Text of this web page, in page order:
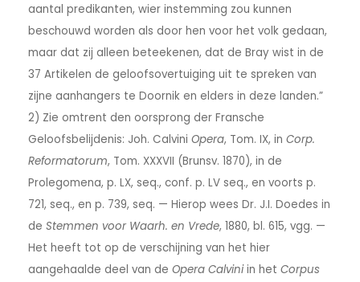
aantal predikanten, wier instemming zou kunnen
beschouwd worden als door hen voor het volk gedaan,
maar dat zij alleen beteekenen, dat de Bray wist in de
37 Artikelen de geloofsovertuiging uit te spreken van
zijne aanhangers te Doornik en elders in deze landen.”
2) Zie omtrent den oorsprong der Fransche
Geloofsbelijdenis: Joh. Calvini Opera, Tom. IX, in Corp.
Reformatorum, Tom. XXXVII (Brunsv. 1870), in de
Prolegomena, p. LX, seq., conf. p. LV seq., en voorts p.
721, seq., en p. 739, seq. — Hierop wees Dr. J.I. Doedes in
de Stemmen voor Waarh. en Vrede, 1880, bl. 615, vgg. —
Het heeft tot op de verschijning van het hier
aangehaalde deel van de Opera Calviniin het Corpus